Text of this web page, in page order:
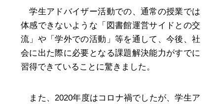
学生アドバイザー活動での、通常の授業では
体感できないような「図書館運営サイドとの交
流」や「学外での活動」等を通して、今後、社
会に出た際に必要となる課題解決能力がすでに
習得できていることに驚きました。
また、2020年度はコロナ禍でしたが、学生ア